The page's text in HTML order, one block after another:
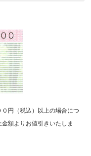
円（税込）以上の場合につ
額よりお値引きいたしま